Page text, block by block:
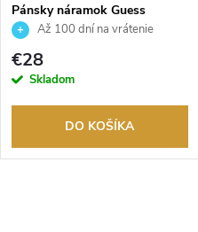
Pánsky náramok Guess
JUMB01310JWYGT
Až 100 dní na vrátenie
tovaru. Autorizovaný predajca.
€28
Skladom
DO KOŠÍKA